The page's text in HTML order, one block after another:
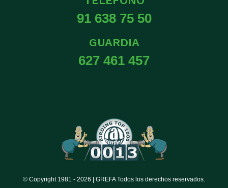
91 638 75 50
GUARDIA
627 461 457
© Copyright 1981 - 2026 | GREFA Todos los derechos reservados.